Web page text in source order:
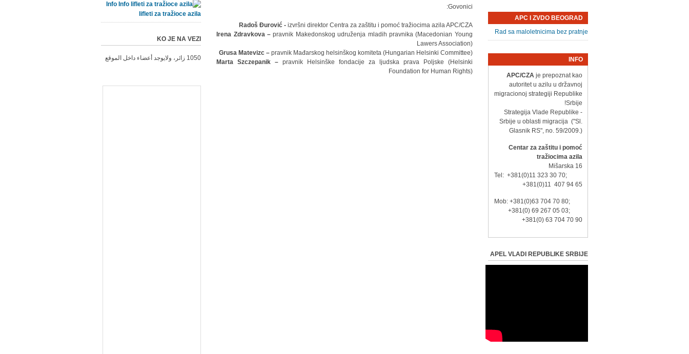
Govonici:
Radoš Đurović -izvršni direktor Centra za zaštitu i pomoć tražiocima azila APC/CZA
Irena Zdravkova – pravnik Makedonskog udruženja mladih pravnika (Macedonian Young
Lawers Association)
Grusa Matevizc –pravnik Mađarskog helsinškog komiteta (Hungarian Helsinki Committee)
Marta Szczepanik – pravnik Helsinške fondacije za ljudska prava Poljske (Helsinki
Foundation for Human Rights)
Info
lifleti za tražioce azila
KO JE NA VEZI
1050 زائر، ولايوجد أعضاء داخل الموقع
APC I ZVDO BEOGRAD
Rad sa maloletnicima bez pratnje
INFO
APC/CZA je prepoznat kao
autoritet u azilu u državnoj
migracionoj strategiji Republike
Srbije!
- Strategija Vlade Republike
Srbije u oblasti migracija ("Sl.
Glasnik RS", no. 59/2009.)
Centar za zaštitu i pomoć
tražiocima azila
Mišarska 16
Tel: +381(0)11 323 30 70;
+381(0)11 407 94 65
Mob: +381(0)63 704 70 80;
+381(0) 69 267 05 03;
+381(0) 63 704 70 90
APEL VLADI REPUBLIKE SRBIJE